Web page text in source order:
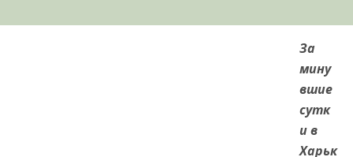
За
мину
вшие
сутк
и в
Харьк